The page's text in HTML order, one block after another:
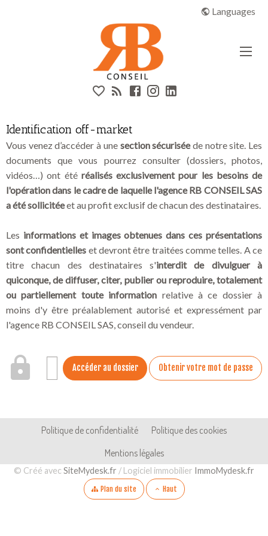
Languages
Identification off-market
Vous venez d’accéder à une section sécuriséede notre site. Les
documents que vous pourrez consulter (dossiers, photos,
vidéos…) ont été réalisés exclusivement pour les besoins de
l'opération dans le cadre de laquelle l'agence RB CONSEIL SAS
a été sollicitéeet au profit exclusif de chacun des destinataires.
Les informations et images obtenues dans ces présentations
sont confidentielles et devront être traitées comme telles. A ce
titre chacun des destinataires s'interdit de divulguer à
quiconque, de diffuser, citer, publier ou reproduire, totalement
ou partiellement toute information relative à ce dossier à
moins d'y être préalablement autorisé et expressément par
l'agence RB CONSEIL SAS, conseil du vendeur.
Accéder au dossier Obtenir votre mot de passe
Pied de page
Navigation secondaire
Politique de confidentialité
Politique des cookies
Mentions légales
Aparté basse
© Créé avecSiteMydesk.fr / Logiciel immobilier ImmoMydesk.fr
Plan du site Haut